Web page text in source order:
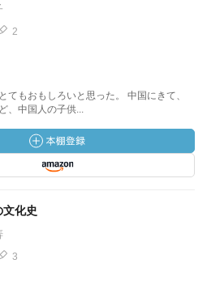
2
てもおもしろいと思った。 中国にきて、
、中国人の子供...
文化史
3